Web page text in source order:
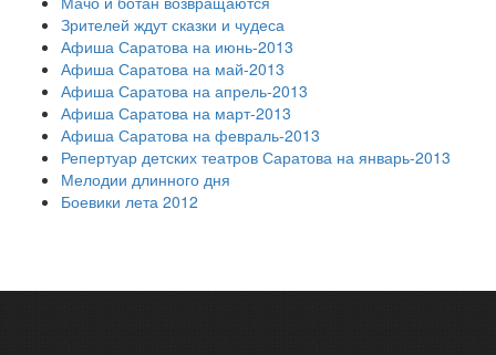
Зрителей ждут сказки и чудеса
Афиша Саратова на июнь-2013
Афиша Саратова на май-2013
Афиша Саратова на апрель-2013
Афиша Саратова на март-2013
Афиша Саратова на февраль-2013
Репертуар детских театров Саратова на январь-2013
Мелодии длинного дня
Боевики лета 2012